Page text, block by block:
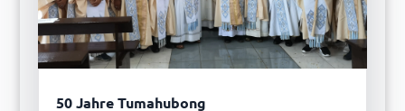
50 Jahre Tumahubong